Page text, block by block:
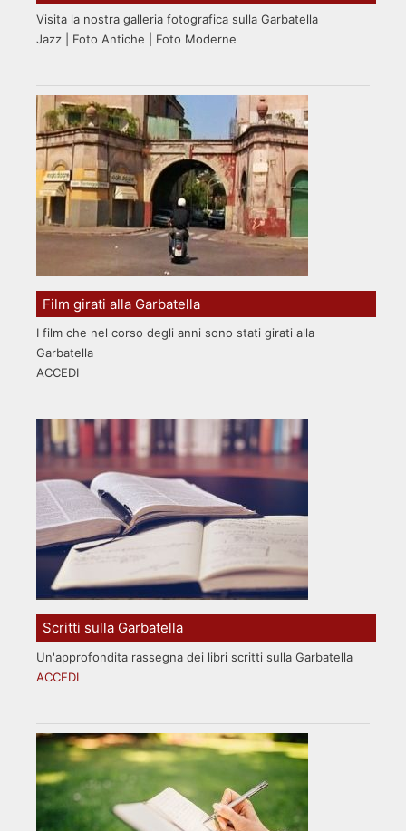
Visita la nostra galleria fotografica sulla Garbatella
Jazz | Foto Antiche | Foto Moderne
Film girati alla Garbatella
I film che nel corso degli anni sono stati girati alla
Garbatella
ACCEDI
Scritti sulla Garbatella
Un'approfondita rassegna dei libri scritti sulla Garbatella
ACCEDI